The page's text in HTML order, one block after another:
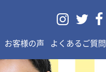
  
お客様の声 よくあるご質問